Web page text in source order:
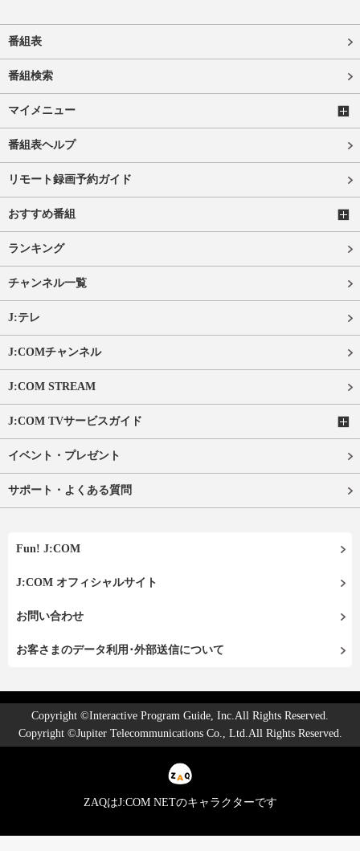
番組表
番組検索
マイメニュー
番組表ヘルプ
リモート録画予約ガイド
おすすめ番組
ランキング
チャンネル一覧
J:テレ
J:COMチャンネル
J:COM STREAM
J:COM TVサービスガイド
イベント・プレゼント
サポート・よくある質問
Fun! J:COM
J:COM オフィシャルサイト
お問い合わせ
お客さまのデータ利用･外部送信について
Copyright ©Interactive Program Guide, Inc.All Rights Reserved.
Copyright ©Jupiter Telecommunications Co., Ltd.All Rights Reserved.
ZAQはJ:COM NETのキャラクターです